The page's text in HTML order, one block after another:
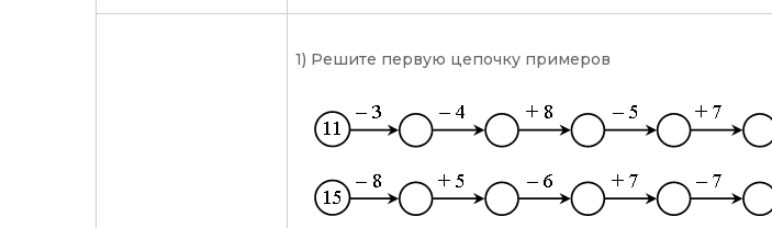
1) Решите первую цепочку примеров